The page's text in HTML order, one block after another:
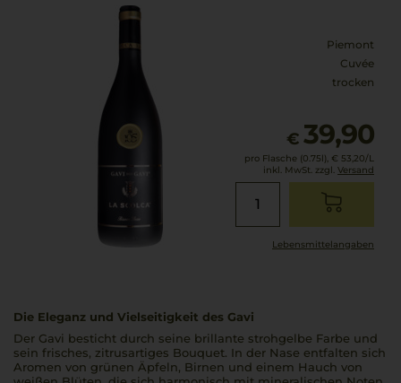
Piemont
Cuvée
trocken
€ 39,90
pro Flasche (0.75l), € 53,20/L
inkl. MwSt. zzgl. Versand
Lebensmittel­angaben
Die Eleganz und Vielseitigkeit des Gavi
Der Gavi besticht durch seine brillante strohgelbe Farbe und
sein frisches, zitrusartiges Bouquet. In der Nase entfalten sich
Aromen von grünen Äpfeln, Birnen und einem Hauch von